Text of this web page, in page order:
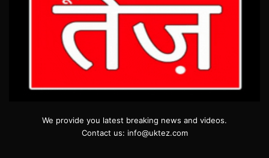
We provide you latest breaking news and videos.
Contact us: info@uktez.com